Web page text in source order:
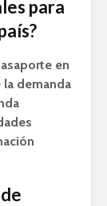
para
en
demanda